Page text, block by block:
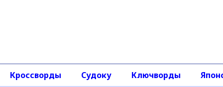
Кроссворды Судоку Ключворды